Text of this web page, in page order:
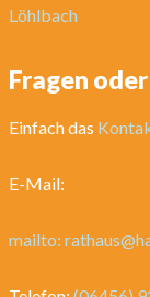
Löhlbach
Fragen
Einfach das
E-Mail:
mailto: